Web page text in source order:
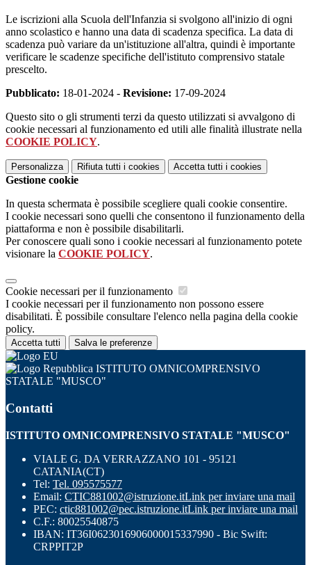
Le iscrizioni alla Scuola dell'Infanzia si svolgono all'inizio di ogni
anno scolastico e hanno una data di scadenza specifica. La data di
scadenza può variare da un'istituzione all'altra, quindi è importante
verificare le scadenze specifiche dell'istituto comprensivo statale
prescelto.
Pubblicato: 18-01-2024 - Revisione: 17-09-2024
Questo sito o gli strumenti terzi da questo utilizzati si avvalgono di
cookie necessari al funzionamento ed utili alle finalità illustrate nella
COOKIE POLICY.
Personalizza Rifiuta tutti i cookies Accetta tutti i cookies
Gestione cookie
In questa schermata è possibile scegliere quali cookie consentire.
I cookie necessari sono quelli che consentono il funzionamento della
piattaforma e non è possibile disabilitarli.
Per conoscere quali sono i cookie necessari al funzionamento potete
visionare la COOKIE POLICY.
Cookie necessari per il funzionamento
I cookie necessari per il funzionamento non possono essere
disabilitati. È possibile consultare l'elenco nella pagina della cookie
policy.
Accetta tutti Salva le preferenze
ISTITUTO OMNICOMPRENSIVO
STATALE "MUSCO"
Contatti
ISTITUTO OMNICOMPRENSIVO STATALE "MUSCO"
VIALE G. DA VERRAZZANO 101 - 95121
CATANIA(CT)
Tel: Tel. 095575577
Email: CTIC881002@istruzione.itLink per inviare una mail
PEC: ctic881002@pec.istruzione.itLink per inviare una mail
C.F.: 80025540875
IBAN: IT36I0623016906000015337990 - Bic Swift:
CRPPIT2P